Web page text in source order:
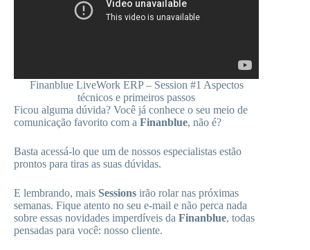
Finanblue LiveWork ERP – Session #1 Aspectos
técnicos e primeiros passos
Ficou alguma dúvida? Você já conhece o seu meio de
comunicação favorito com a Finanblue, não é?
Basta acessá-lo que um de nossos especialistas estão
prontos para tiras as suas dúvidas.
E lembrando, mais Sessions irão rolar nas próximas
semanas. Fique atento no seu e-mail e não perca nada
sobre essas novidades imperdíveis da Finanblue, todas
pensadas para você: nosso cliente.